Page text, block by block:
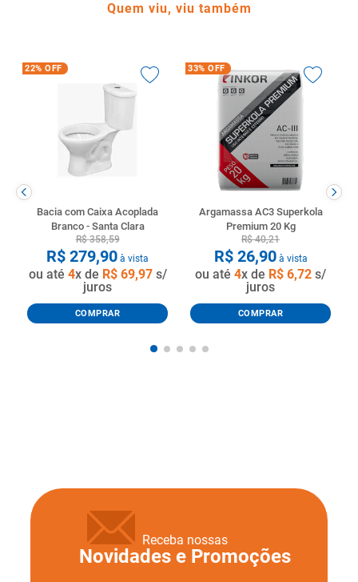
Quem viu, viu também
22% OFF
Bacia com Caixa Acoplada
Branco - Santa Clara
R$ 358,59
R$ 279,90 à vista
ou até 4x de R$ 69,97s/
juros
COMPRAR
33% OFF
Argamassa AC3 Superkola
Premium 20 Kg
R$ 40,21
R$ 26,90à vista
ou até 4x de R$ 6,72 s/
juros
COMPRAR
Receba nossas
Novidades e Promoções